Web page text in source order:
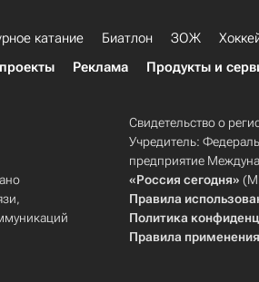
катание Биатлон ЗОЖ
Реклама Продукты и
Свидетельство о
Учредитель:
предприятие
«Россия сегодня»
Правила
Политика
Правила